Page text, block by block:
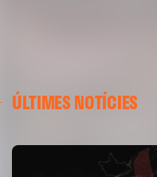
ÚLTIMES NOTÍCIES